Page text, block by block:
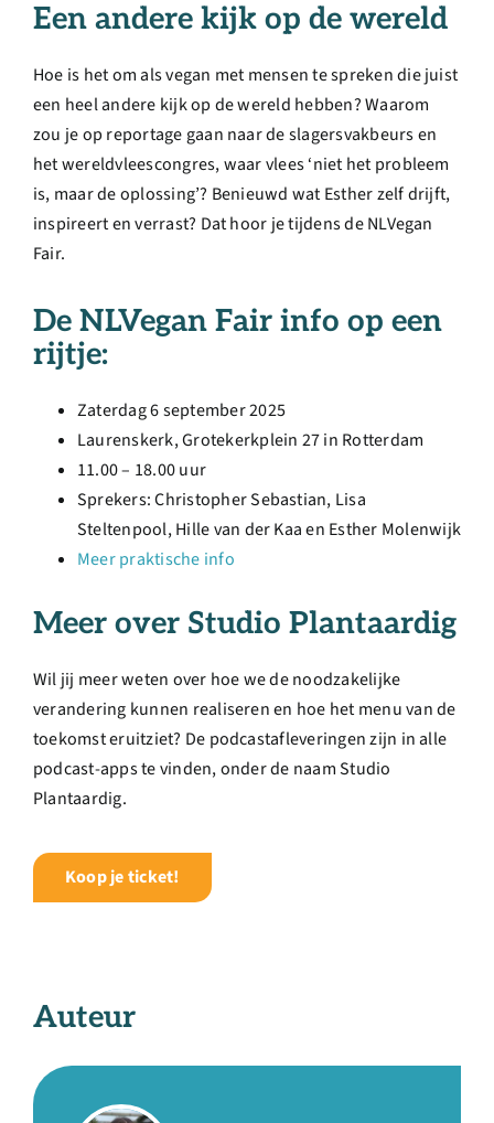
Een andere kijk op de wereld
Hoe is het om als vegan met mensen te spreken die juist
een heel andere kijk op de wereld hebben? Waarom
zou je op reportage gaan naar de slagersvakbeurs en
het wereldvleescongres, waar vlees ‘niet het probleem
is, maar de oplossing’? Benieuwd wat Esther zelf drijft,
inspireert en verrast? Dat hoor je tijdens de NLVegan
Fair.
De NLVegan Fair info op een
rijtje:
Zaterdag 6 september 2025
Laurenskerk, Grotekerkplein 27 in Rotterdam
11.00 – 18.00 uur
Sprekers: Christopher Sebastian, Lisa
Steltenpool, Hille van der Kaa en Esther Molenwijk
Meer praktische info
Meer over Studio Plantaardig
Wil jij meer weten over hoe we de noodzakelijke
verandering kunnen realiseren en hoe het menu van de
toekomst eruitziet? De podcastafleveringen zijn in alle
podcast-apps te vinden, onder de naam Studio
Plantaardig.
Koop je ticket!
Auteur